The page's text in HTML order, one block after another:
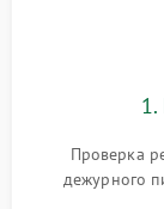
Поломка
автоматического
Неисправность
1.
Проверка
дежурного